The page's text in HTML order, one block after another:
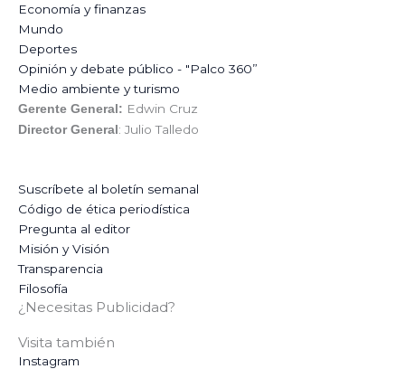
Economía y finanzas
Mundo
Deportes
Opinión y debate público - "Palco 360”
Medio ambiente y turismo
Gerente General: Edwin Cruz
Director General: Julio Talledo
Suscríbete al boletín semanal
Código de ética periodística
Pregunta al editor
Misión y Visión
Transparencia
Filosofía
¿Necesitas Publicidad?
Visita también
Instagram